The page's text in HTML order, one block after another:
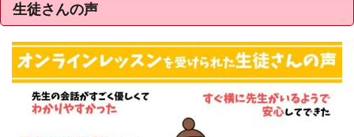
生徒さんの声